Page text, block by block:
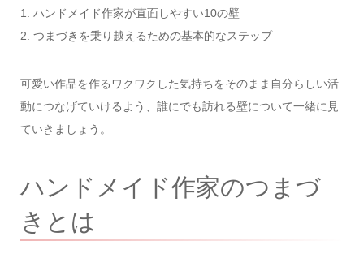
1. ハンドメイド作家が直面しやすい10の壁
2. つまづきを乗り越えるための基本的なステップ
可愛い作品を作るワクワクした気持ちをそのまま自分らしい活
動につなげていけるよう、誰にでも訪れる壁について一緒に見
ていきましょう。
ハンドメイド作家のつまづ
きとは